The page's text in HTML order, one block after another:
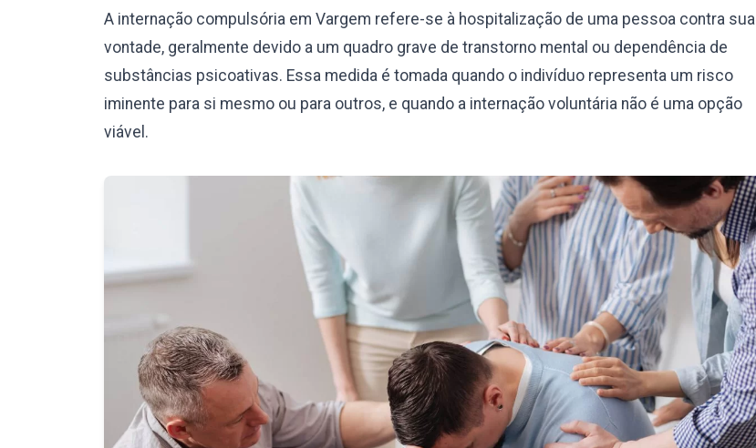
A internação compulsória em Vargem refere-se à hospitalização de uma pessoa contra sua
vontade, geralmente devido a um quadro grave de transtorno mental ou dependência de
substâncias psicoativas. Essa medida é tomada quando o indivíduo representa um risco
iminente para si mesmo ou para outros, e quando a internação voluntária não é uma opção
viável.